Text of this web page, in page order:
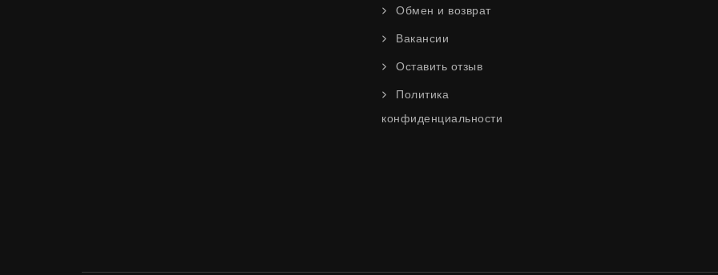
Обмен и возврат
Вакансии
Оставить отзыв
Политика
конфиденциальности